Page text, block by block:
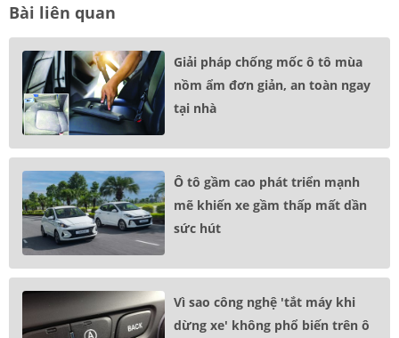
Bài liên quan
Giải pháp chống mốc ô tô mùa
nồm ẩm đơn giản, an toàn ngay
tại nhà
Ô tô gầm cao phát triển mạnh
mẽ khiến xe gầm thấp mất dần
sức hút
Vì sao công nghệ 'tắt máy khi
dừng xe' không phổ biến trên ô